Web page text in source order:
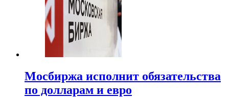
Мосбиржа исполнит обязательства
по долларам и евро